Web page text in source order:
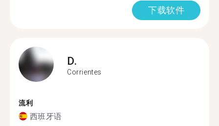
下载软件
D.
Corrientes
流利
西班牙语